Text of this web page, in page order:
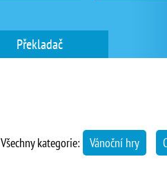
Překladač
Všechny kategorie: Vánoční hry